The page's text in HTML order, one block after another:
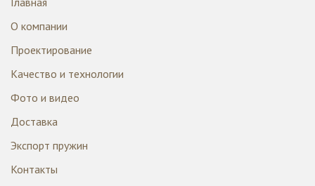
О компании
Проектирование
Качество и технологии
Фото и видео
Доставка
Экспорт пружин
Контакты